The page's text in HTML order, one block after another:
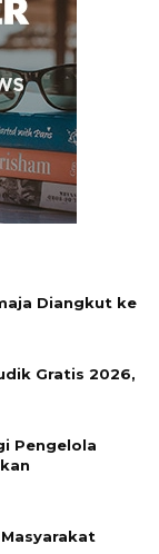
Diangkut ke
Gratis 2026,
Pengelola